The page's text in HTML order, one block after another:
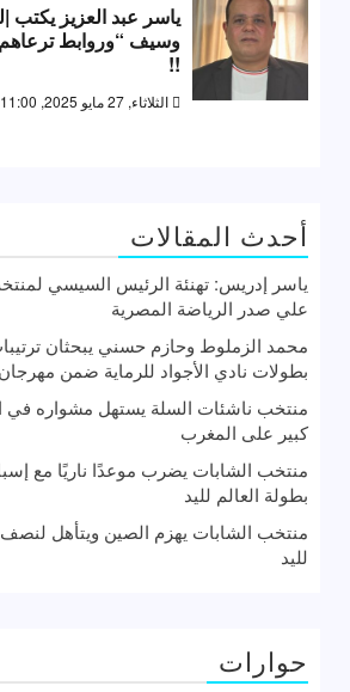
ياسر عبد العزيز يكتب
وسيف “وروابط
!!
الثلاثاء, 27 مايو 2025, 11:00 م
أحدث المقالات
ياسر إدريس: تهنئة الرئيس السيسي
علي صدر الرياضة المصرية
محمد الزملوط وحازم حسني يبحثان
بطولات نادي الأجواد للرماية ضمن
منتخب ناشئات السلة يستهل مشواره في
كبير على المغرب
منتخب الشابات يضرب موعدًا ناريًا مع
بطولة العالم لليد
منتخب الشابات يهزم الصين ويتأهل لنصف
لليد
حوارات